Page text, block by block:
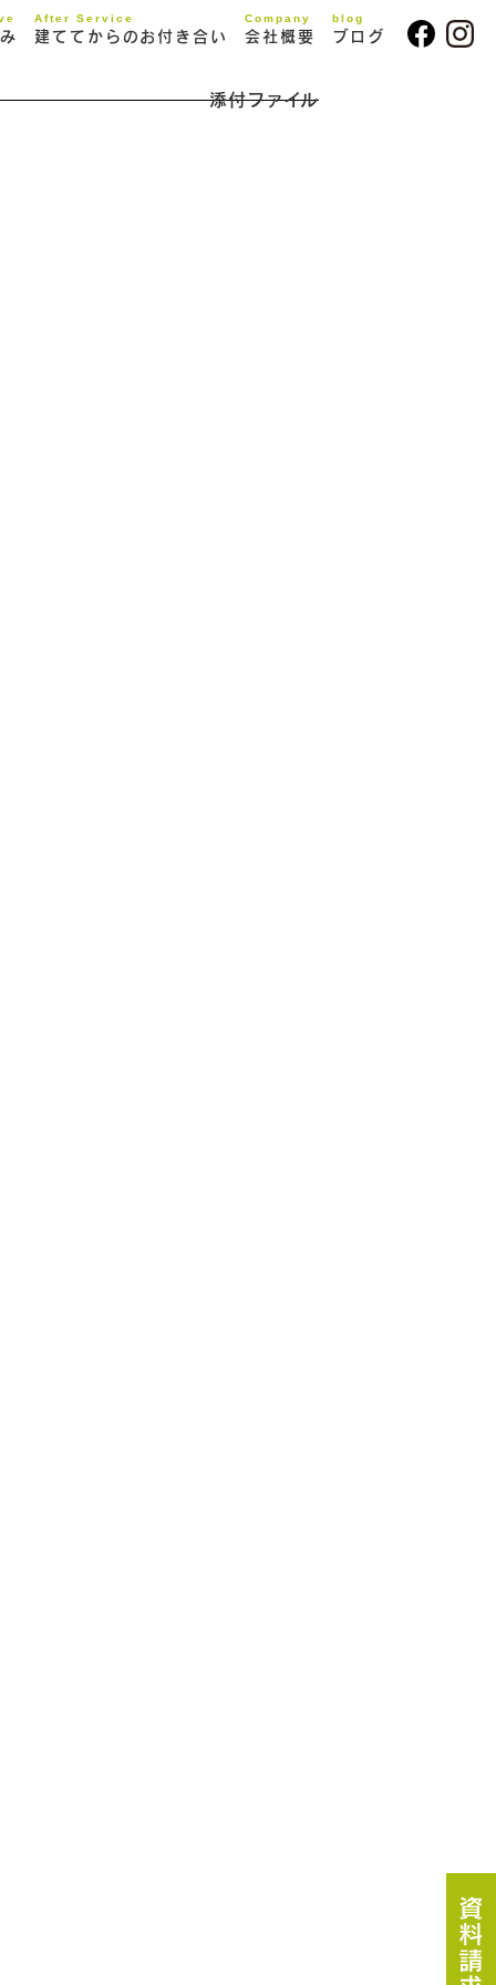
After Service
建ててからのお付き合い
Company
会社概要
blog
ブログ
添付ファイル